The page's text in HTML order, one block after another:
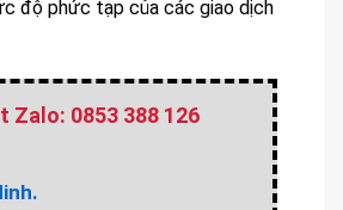
độ phức tạp của các giao dịch
Zalo: 0853 388 126